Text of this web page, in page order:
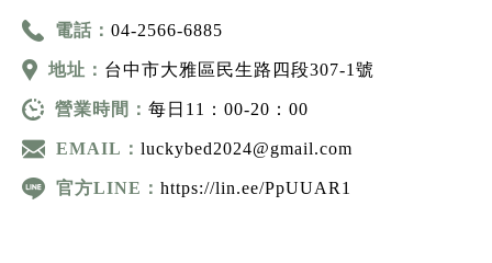
電話： 04-2566-6885
地址： 台中市大雅區民生路四段307-1號
營業時間： 每日11：00-20：00
EMAIL： luckybed2024@gmail.com
官方LINE： https://lin.ee/PpUUAR1